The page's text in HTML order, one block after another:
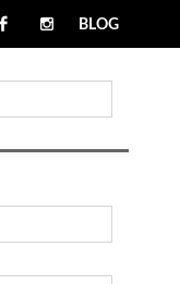
BLOG